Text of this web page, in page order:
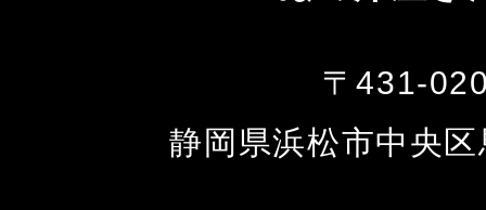
〒431-
静岡県浜松市中央